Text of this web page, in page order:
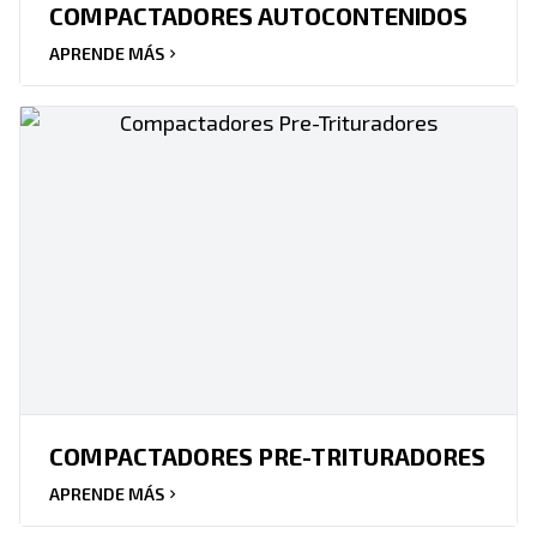
COMPACTADORES AUTOCONTENIDOS
APRENDE MÁS
COMPACTADORES PRE-TRITURADORES
APRENDE MÁS